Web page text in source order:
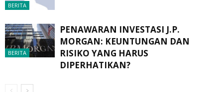
BERITA
BERITA
PENAWARAN INVESTASI J.P.
MORGAN: KEUNTUNGAN DAN
RISIKO YANG HARUS
DIPERHATIKAN?